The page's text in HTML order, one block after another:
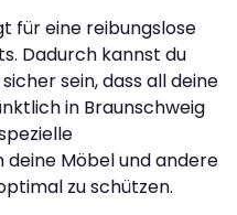
für eine reibungslose
Dadurch kannst du
sein, dass all deine
in Braunschweig
Möbel und andere
zu schützen.